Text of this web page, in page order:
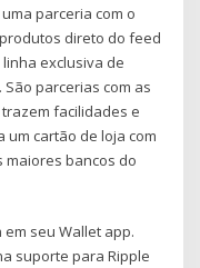
parceria com o
direto do feed
exclusiva de
parcerias com as
facilidades e
um cartão de loja com
maiores bancos do
seu Wallet app.
suporte para Ripple